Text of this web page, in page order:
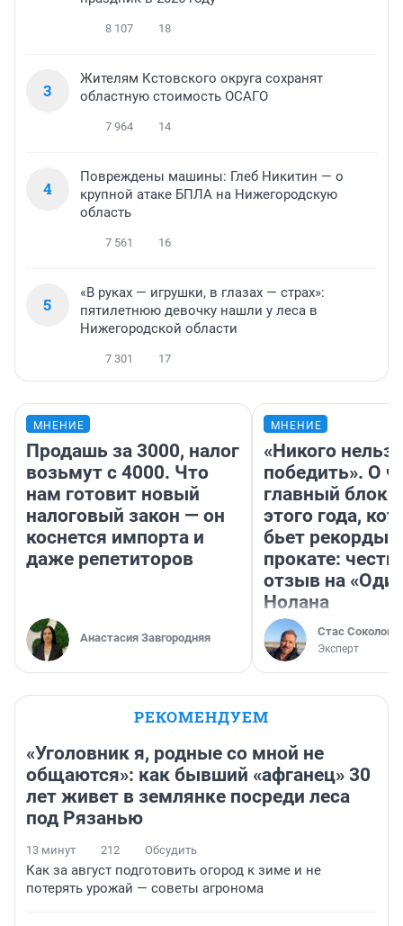
8 107 18
3
Жителям Кстовского округа сохранят
областную стоимость ОСАГО
7 964 14
4
Повреждены машины: Глеб Никитин — о
крупной атаке БПЛА на Нижегородскую
область
7 561 16
5
«В руках — игрушки, в глазах — страх»:
пятилетнюю девочку нашли у леса в
Нижегородской области
7 301 17
МНЕНИЕ
Продашь за 3000, налог
возьмут с 4000. Что
нам готовит новый
налоговый закон — он
коснется импорта и
даже репетиторов
Анастасия Завгородняя
МНЕНИЕ
«Никого нельзя
победить». О
главный
этого года,
бьет рекорды в
прокате:
отзыв на
Нолана
Стас Соколов
Эксперт
РЕКОМЕНДУЕМ
«Уголовник я, родные со мной не
общаются»: как бывший «афганец» 30
лет живет в землянке посреди леса
под Рязанью
13 минут 212 Обсудить
Как за август подготовить огород к зиме и не
потерять урожай — советы агронома